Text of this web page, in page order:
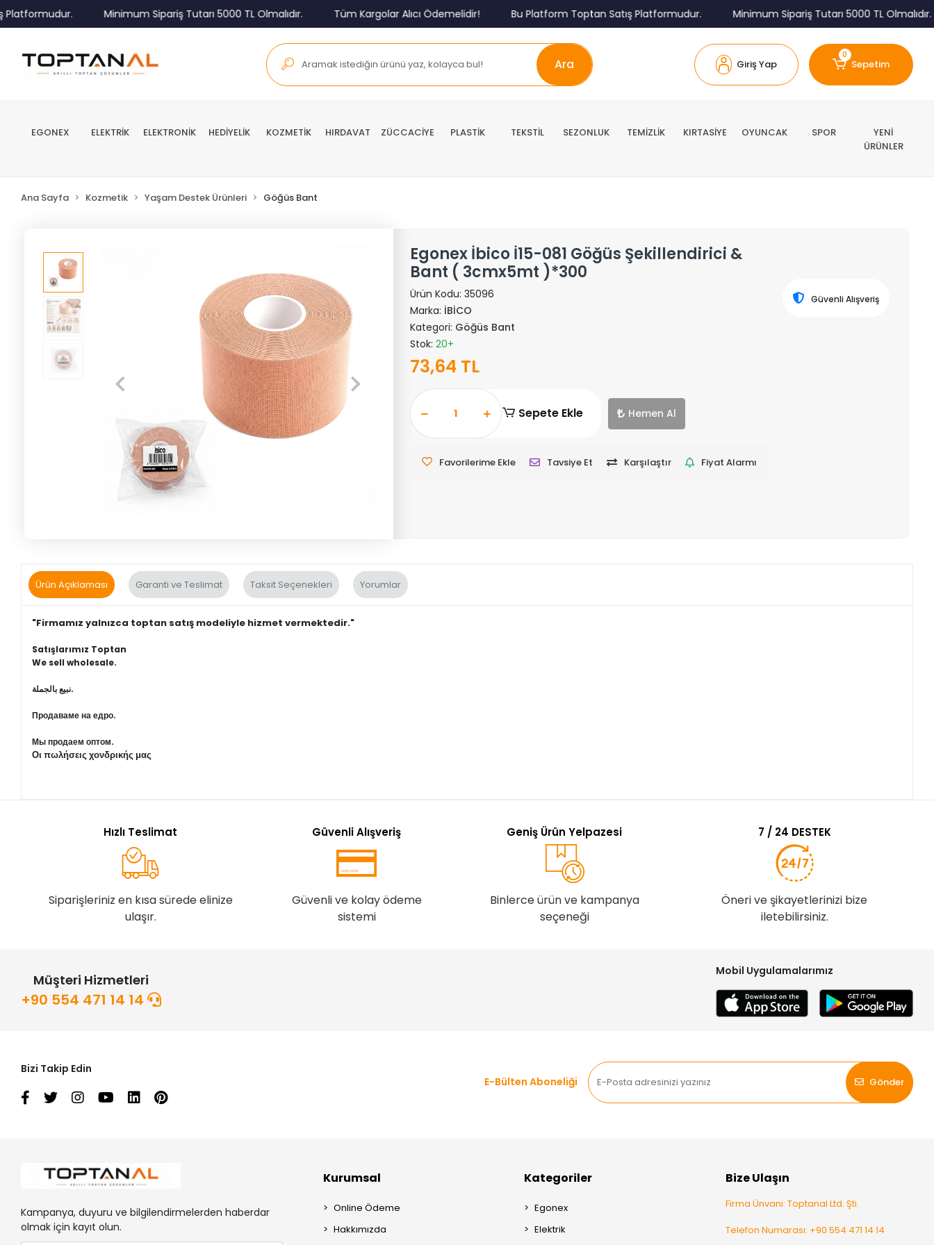
Minimum Sipariş Tutarı 5000 TL Olmalıdır. Tüm Kargolar Alıcı Ödemelidir! Bu Platform Toptan Satış Platformudur. Minimum Sipariş Tutarı 5000 TL Olmalıdır.
Ara Giriş Yap
0
Sepetim
EGONEX ELEKTRİK ELEKTRONİK HEDİYELİK KOZMETİK HIRDAVAT ZÜCCACİYE PLASTİK TEKSTİL SEZONLUK TEMİZLİK KIRTASİYE OYUNCAK SPOR
YENİ
ÜRÜNLER
Ana Sayfa Kozmetik Yaşam Destek Ürünleri Göğüs Bant
Egonex İbico İ15-081 Göğüs Şekillendirici &
Bant ( 3cmx5mt )*300
Ürün Kodu: 35096
Marka: İBİCO
Kategori: Göğüs Bant
Stok: 20+
73,64 TL
Sepete Ekle Hemen Al
Favorilerime Ekle Tavsiye Et Karşılaştır Fiyat Alarmı
Güvenli Alışveriş
Ürün Açıklaması Garanti ve Teslimat Taksit Seçenekleri Yorumlar
"Firmamız yalnızca toptan satış modeliyle hizmet vermektedir."
Satışlarımız Toptan
We sell wholesale.
نبيع بالجملة.
Продаваме на едро.
Мы продаем оптом.
Οι πωλήσεις χονδρικής μας
Hızlı Teslimat
Siparişleriniz en kısa sürede elinize
ulaşır.
Güvenli Alışveriş
Güvenli ve kolay ödeme
sistemi
Geniş Ürün Yelpazesi
Binlerce ürün ve kampanya
seçeneği
7 / 24 DESTEK
Öneri ve şikayetlerinizi bize
iletebilirsiniz.
Müşteri Hizmetleri
+90 554 471 14 14
Mobil Uygulamalarımız
Bizi Takip Edin
E-Bülten Aboneliği
Gönder
Kampanya, duyuru ve bilgilendirmelerden haberdar
olmak için kayıt olun.
Kurumsal
Online Ödeme
Hakkımızda
Kategoriler
Egonex
Elektrik
Bize Ulaşın
Firma Ünvanı: Toptanal Ltd. Şti.
Telefon Numarası: +90 554 471 14 14